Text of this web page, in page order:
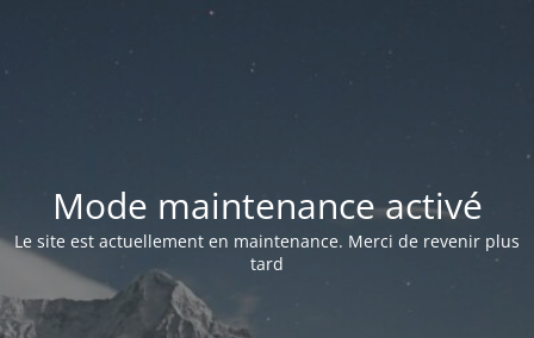
Mode maintenance activé
Le site est actuellement en maintenance. Merci de revenir plus
tard